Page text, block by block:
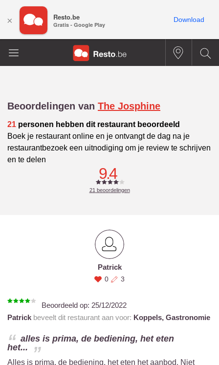
Beoordelingen van The Josphine
21 personen hebben dit restaurant beoordeeld
Boek je restaurant online en je ontvangt de dag na je
restaurantbezoek een uitnodiging om je review te schrijven
en te delen
9.4
21 beoordelingen
Patrick
0 3
Beoordeeld op: 25/12/2022
Patrick beveelt dit restaurant aan voor: Koppels, Gastronomie
alles is prima, de bediening, het eten
het...
Alles is prima, de bediening, het eten het aanbod. Niet
× Resto.be
Gratis - Google Play
Download